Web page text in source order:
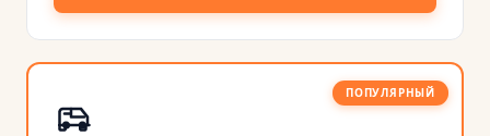
ПОПУЛЯРНЫЙ